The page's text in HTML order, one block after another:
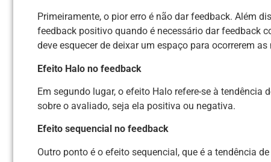
Primeiramente, o pior erro é não dar feedback. Além
feedback positivo quando é necessário dar feedback
deve esquecer de deixar um espaço para ocorrerem
Efeito Halo no feedback
Em segundo lugar, o efeito Halo refere-se à
sobre o avaliado, seja ela positiva ou negativa.
Efeito sequencial no feedback
Outro ponto é o efeito sequencial, que é a tendência